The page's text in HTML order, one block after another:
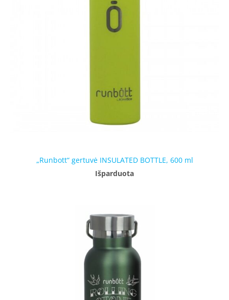
„Runbott“ gertuvė INSULATED BOTTLE, 600 ml
Išparduota